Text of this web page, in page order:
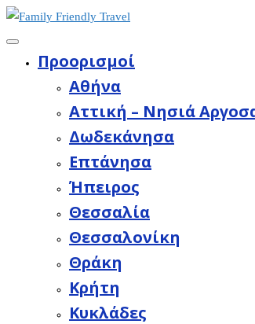
Προορισμοί
Aθήνα
Αττική – Νησιά
Δωδεκάνησα
Επτάνησα
Ήπειρος
Θεσσαλία
Θεσσαλονίκη
Θράκη
Κρήτη
Κυκλάδες